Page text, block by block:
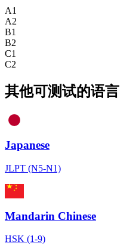
A1
A2
B1
B2
C1
C2
其他可测试的语言
Japanese
JLPT (N5-N1)
Mandarin Chinese
HSK (1-9)